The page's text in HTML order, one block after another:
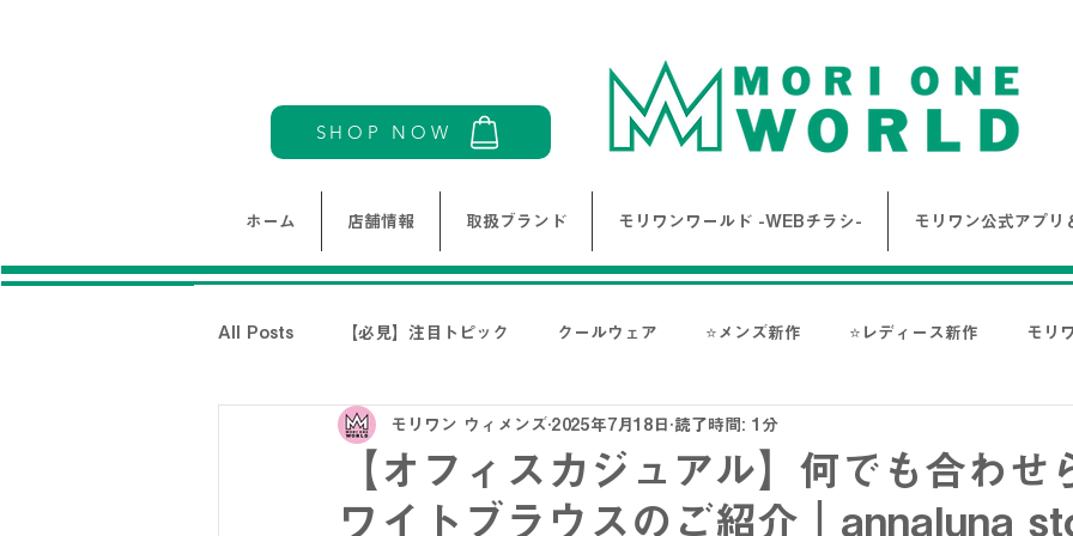
SHOP NOW
ホーム 店舗情報 取扱ブランド モリワンワールド -WEBチラシ- モリワン公式アプリ
All Posts 【必見】注目トピック クールウェア ⭐メンズ新作 ⭐レディース新作 モリ
モリワンワールドレディース新着情報 Bigワールド新着情報
THE NORTH FACE-ノースフェイス- NANGA go slow caravan 1PIU1UGUALE3
【オフィスカジュアル】何でも合わせ
ワイトブラウスのご紹介｜annaluna
モリワン ウィメンズ 2025年7月18日 読了時間: 1分